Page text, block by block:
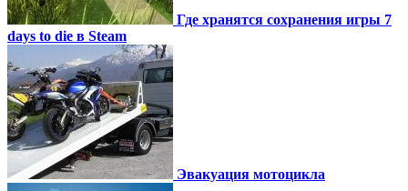
Где хранятся сохранения игры 7
days to die в Steam
Эвакуация мотоцикла